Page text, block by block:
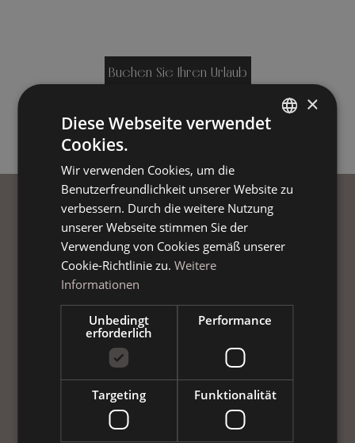
Buchen Sie Ihren Urlaub
×
Diese Webseite verwendet
Cookies.
Wir verwenden Cookies, um die
Benutzerfreundlichkeit unserer Website zu
verbessern. Durch die weitere Nutzung
unserer Webseite stimmen Sie der
Verwendung von Cookies gemäß unserer
Cookie-Richtlinie zu. Weitere
Informationen
Unbedingt
erforderlich
Performance
Targeting Funktionalität